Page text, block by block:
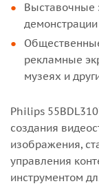
Выставочные
рекламные
музеях и
Philips
создания
изображения,
управления
инструментом